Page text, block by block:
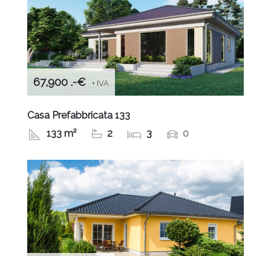
67,900 .-€ + IVA
Casa Prefabbricata 133
133 m²
2 3 0